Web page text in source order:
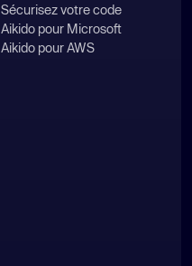
Sécurisez votre code
Aikido pour Microsoft
Aikido pour AWS